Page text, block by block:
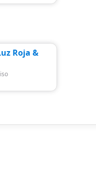
Roja &